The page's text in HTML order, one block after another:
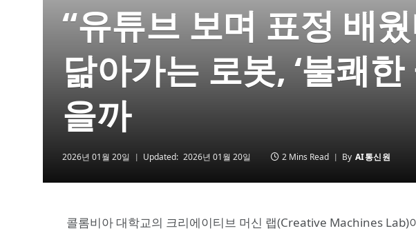
“유튜브 보며 표정 배
닮아가는 로봇, ‘불쾌한
을까
2026년 01월 20일 Updated: 2026년 01월 20일 2 Mins Read By AI통신원
콜롬비아 대학교의 크리에이티브 머신 랩(Creative Machines Lab)